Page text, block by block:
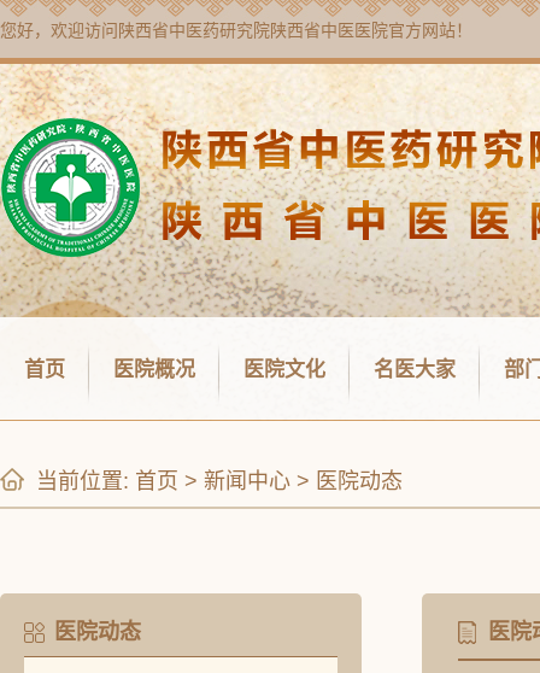
您好，欢迎访问 陕西省中医药研究院陕西省中医医院官方网站！
首页 医院概况 医院文化 名医大家 部
当前位置: 首页 > 新闻中心 > 医院动态
医院动态 医院